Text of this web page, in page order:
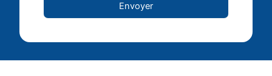
Envoyer